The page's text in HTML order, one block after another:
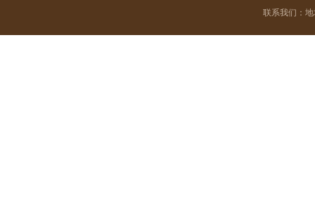
联系我们：地